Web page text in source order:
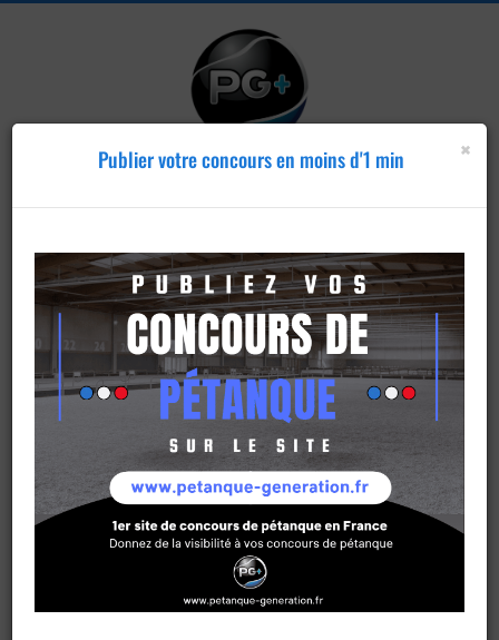
Publier un
concours
×
Publier votre concours en moins d'1 min